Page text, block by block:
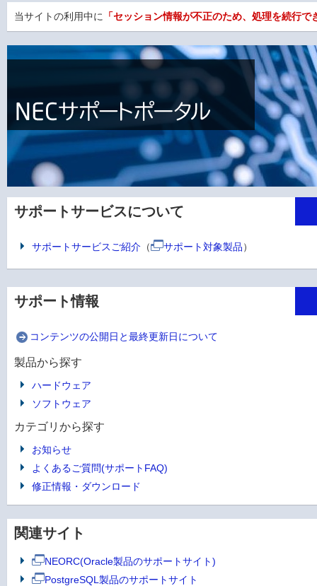
当サイトの利用中に 「セッション情報が不正のため、処理を続行で
サポートサービスについて
サポートサービスご紹介 （ サポート対象製品）
サポート情報
コンテンツの公開日と最終更新日について
製品から探す
ハードウェア
ソフトウェア
カテゴリから探す
お知らせ
よくあるご質問(サポートFAQ)
修正情報・ダウンロード
関連サイト
NEORC(Oracle製品のサポートサイト)
PostgreSQL製品のサポートサイト